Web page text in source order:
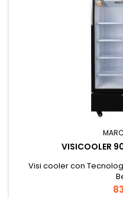
VISICOOLER
Visi cooler con